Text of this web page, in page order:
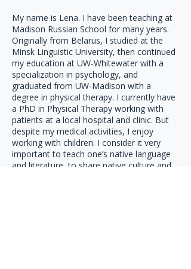
My name is Lena. I have been teaching at
Madison Russian School for many years.
Originally from Belarus, I studied at the
Minsk Linguistic University, then continued
my education at UW-Whitewater with a
specialization in psychology, and
graduated from UW-Madison with a
degree in physical therapy. I currently have
a PhD in Physical Therapy working with
patients at a local hospital and clinic. But
despite my medical activities, I enjoy
working with children. I consider it very
important to teach one’s native language
and literature, to share native culture and